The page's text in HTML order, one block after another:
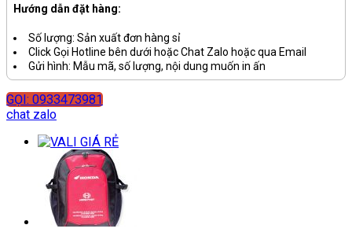
Hướng dẫn đặt hàng:
Số lượng: Sản xuất đơn hàng sỉ
Click Gọi Hotline bên dưới hoặc Chat Zalo hoặc qua Email
Gửi hình: Mẫu mã, số lượng, nội dung muốn in ấn
GỌI: 0933473981
chat zalo